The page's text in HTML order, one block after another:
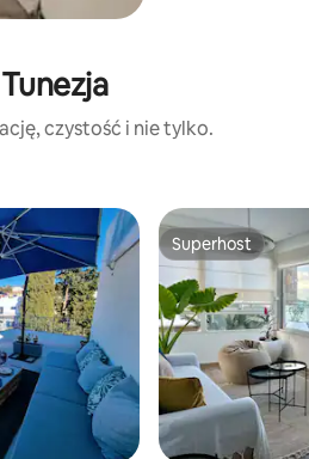
czystość i nie tylko.
Superhost
Superhost